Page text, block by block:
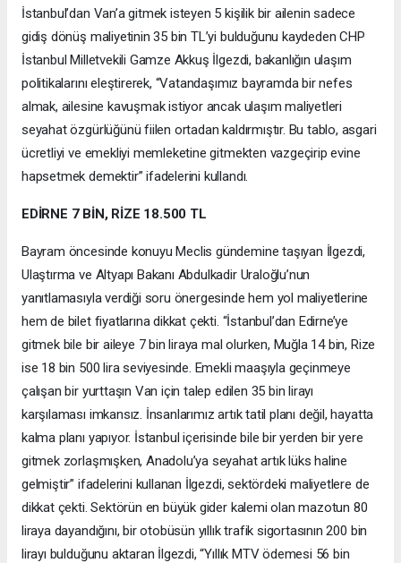
İstanbul’dan Van’a gitmek isteyen 5 kişilik bir ailenin sadece
gidiş dönüş maliyetinin 35 bin TL’yi bulduğunu kaydeden CHP
İstanbul Milletvekili Gamze Akkuş İlgezdi, bakanlığın ulaşım
politikalarını eleştirerek, “Vatandaşımız bayramda bir nefes
almak, ailesine kavuşmak istiyor ancak ulaşım maliyetleri
seyahat özgürlüğünü fiilen ortadan kaldırmıştır. Bu tablo, asgari
ücretliyi ve emekliyi memleketine gitmekten vazgeçirip evine
hapsetmek demektir” ifadelerini kullandı.
EDİRNE 7 BİN, RİZE 18.500 TL
Bayram öncesinde konuyu Meclis gündemine taşıyan İlgezdi,
Ulaştırma ve Altyapı Bakanı Abdulkadir Uraloğlu’nun
yanıtlamasıyla verdiği soru önergesinde hem yol maliyetlerine
hem de bilet fiyatlarına dikkat çekti. “İstanbul’dan Edirne’ye
gitmek bile bir aileye 7 bin liraya mal olurken, Muğla 14 bin, Rize
ise 18 bin 500 lira seviyesinde. Emekli maaşıyla geçinmeye
çalışan bir yurttaşın Van için talep edilen 35 bin lirayı
karşılaması imkansız. İnsanlarımız artık tatil planı değil, hayatta
kalma planı yapıyor. İstanbul içerisinde bile bir yerden bir yere
gitmek zorlaşmışken, Anadolu’ya seyahat artık lüks haline
gelmiştir” ifadelerini kullanan İlgezdi, sektördeki maliyetlere de
dikkat çekti. Sektörün en büyük gider kalemi olan mazotun 80
liraya dayandığını, bir otobüsün yıllık trafik sigortasının 200 bin
lirayı bulduğunu aktaran İlgezdi, “Yıllık MTV ödemesi 56 bin